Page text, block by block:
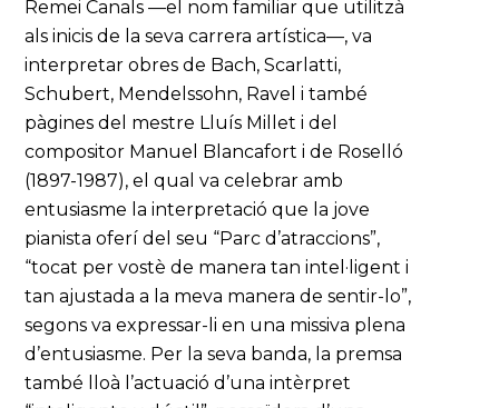
Remei Canals —el nom familiar que utilitzà
als inicis de la seva carrera artística—, va
interpretar obres de Bach, Scarlatti,
Schubert, Mendelssohn, Ravel i també
pàgines del mestre Lluís Millet i del
compositor Manuel Blancafort i de Roselló
(1897-1987), el qual va celebrar amb
entusiasme la interpretació que la jove
pianista oferí del seu “Parc d’atraccions”,
“tocat per vostè de manera tan intel·ligent i
tan ajustada a la meva manera de sentir-lo”,
segons va expressar-li en una missiva plena
d’entusiasme. Per la seva banda, la premsa
també lloà l’actuació d’una intèrpret